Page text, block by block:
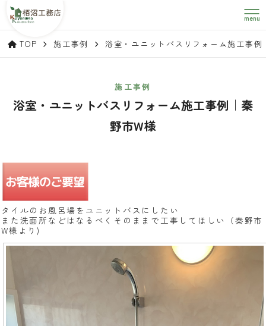
menu
TOP 施工事例 浴室・ユニットバスリフォーム施工事例
施工事例
浴室・ユニットバスリフォーム施工事例｜秦
野市W様
タイルのお風呂場をユニットバスにしたい
また洗面所などはなるべくそのままで工事してほしい（秦野市
W様より)